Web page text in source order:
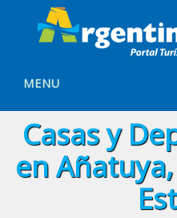
MENU
Casas y
en